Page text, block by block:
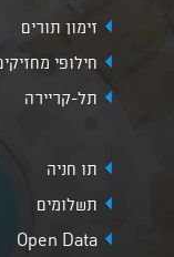
זימון תורים
חילופי
תל-קריירה
תו חניה
תשלומים
Open Data